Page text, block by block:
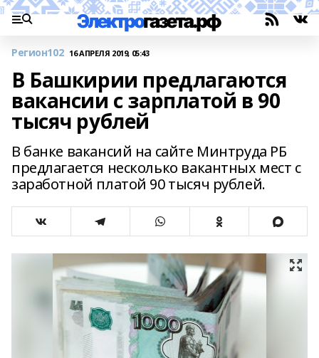
Регион102 16 АПРЕЛЯ 2019, 05:43
В Башкирии предлагаются
вакансии с зарплатой в 90
тысяч рублей
В банке вакансий на сайте Минтруда РБ
предлагается несколько вакантных мест с
заработной платой 90 тысяч рублей.